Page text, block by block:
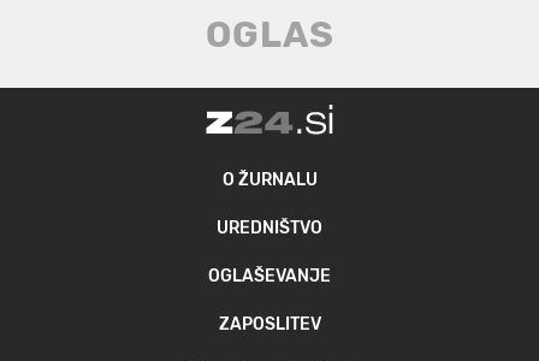
O ŽURNALU
UREDNIŠTVO
OGLAŠEVANJE
ZAPOSLITEV